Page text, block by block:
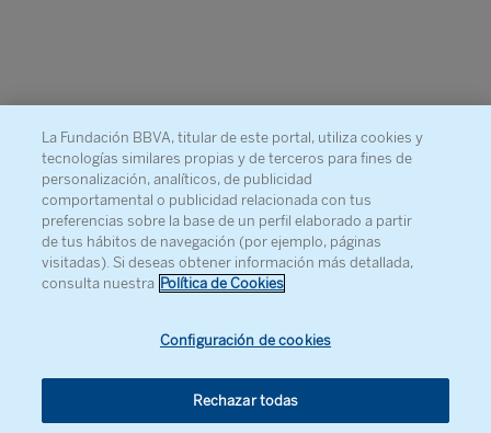
© Fundación BBVA, 2026. Todos los derechos
La Fundación BBVA, titular de este portal, utiliza cookies y
tecnologías similares propias y de terceros para fines de
personalización, analíticos, de publicidad
comportamental o publicidad relacionada con tus
preferencias sobre la base de un perfil elaborado a partir
de tus hábitos de navegación (por ejemplo, páginas
visitadas). Si deseas obtener información más detallada,
consulta nuestra Política de Cookies
Configuración de cookies
Rechazar todas